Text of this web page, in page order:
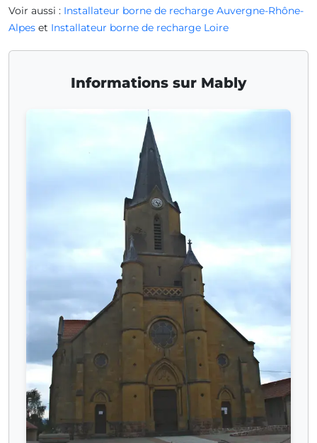
Voir aussi : Installateur borne de recharge Auvergne-Rhône-
Alpes et Installateur borne de recharge Loire
Informations sur Mably